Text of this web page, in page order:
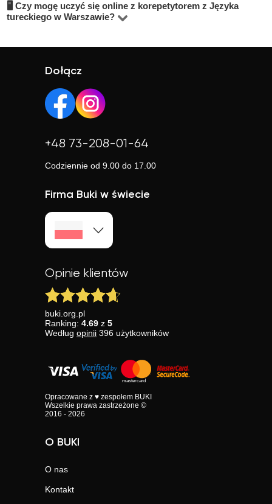
wybrać lekcje online, jeśli zależy Ci na elastyczności.
Na BUKI znajdziesz wykwalifikowanych nauczycieli,
studentów oraz praktyków z doświadczeniem. Średnia
🖥 Czy mogę uczyć się online z korepetytorem z Języka
tureckiego w Warszawie?
Online możesz uczyć się w elastyczny sposób,
niezależnie od lokalizacji.
Dołącz
+48 73-208-01-64
Codziennie od 9.00 do 17.00
Firma Buki w świecie
Opinie klientów
buki.org.pl
Ranking: 4.69 z 5
Według opinii 396 użytkowników
Opracowane z ♥ zespołem BUKI
Wszelkie prawa zastrzeżone ©
2016 - 2026
O BUKI
O nas
Kontakt